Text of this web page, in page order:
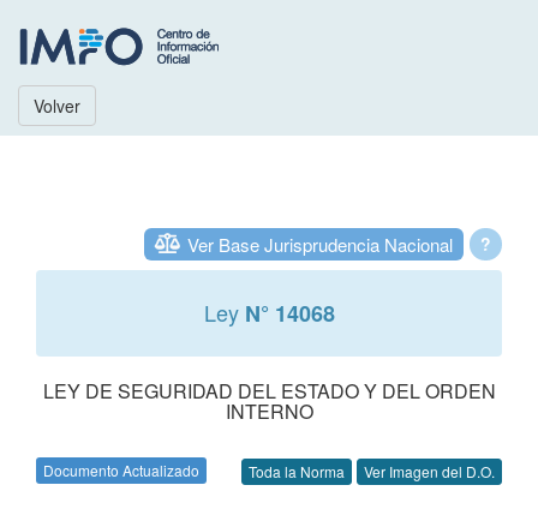
Volver
?
Ver Base Jurisprudencia Nacional
Ley N° 14068
LEY DE SEGURIDAD DEL ESTADO Y DEL ORDEN
INTERNO
Documento Actualizado Toda la Norma Ver Imagen del D.O.